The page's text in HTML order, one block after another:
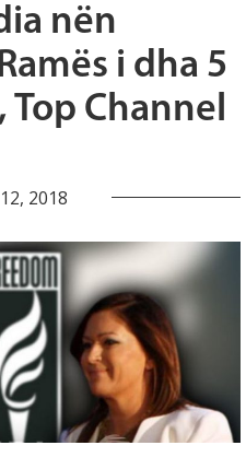
nën
i dha 5
Channel
2018